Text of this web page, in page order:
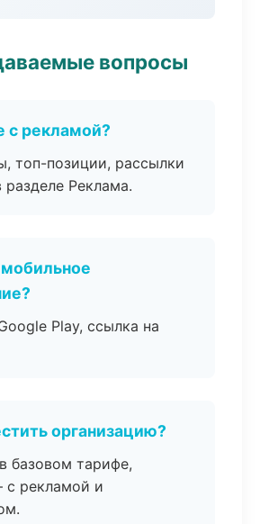
вопросы
с рекламой?
топ-позиции, рассылки
Реклама.
мобильное
Play, ссылка на
организацию?
базовом тарифе,
рекламой и